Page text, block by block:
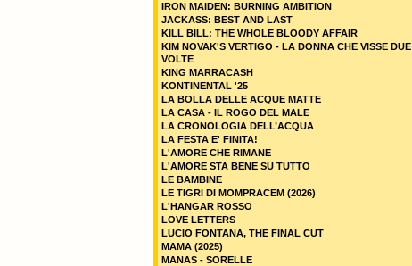
IRON MAIDEN: BURNING AMBITION
JACKASS: BEST AND LAST
KILL BILL: THE WHOLE BLOODY AFFAIR
KIM NOVAK'S VERTIGO - LA DONNA CHE VISSE DUE
VOLTE
KING MARRACASH
KONTINENTAL '25
LA BOLLA DELLE ACQUE MATTE
LA CASA - IL ROGO DEL MALE
LA CRONOLOGIA DELL’ACQUA
LA FESTA E' FINITA!
L'AMORE CHE RIMANE
L'AMORE STA BENE SU TUTTO
LE BAMBINE
LE TIGRI DI MOMPRACEM (2026)
L'HANGAR ROSSO
LOVE LETTERS
LUCIO FONTANA, THE FINAL CUT
MAMA (2025)
MANAS - SORELLE